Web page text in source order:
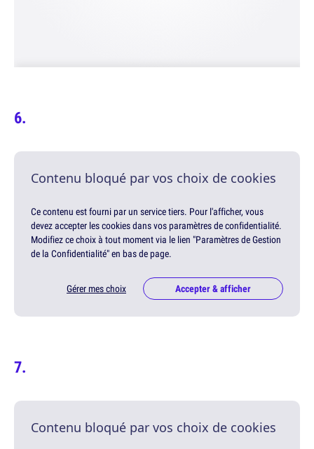
Contenu bloqué par vos choix de cookies
Ce contenu est fourni par un service tiers. Pour l'afficher, vous
devez accepter les cookies dans vos paramètres de confidentialité.
Modifiez ce choix à tout moment via le lien "Paramètres de Gestion
de la Confidentialité" en bas de page.
Gérer mes choix Accepter & afficher
Contenu bloqué par vos choix de cookies